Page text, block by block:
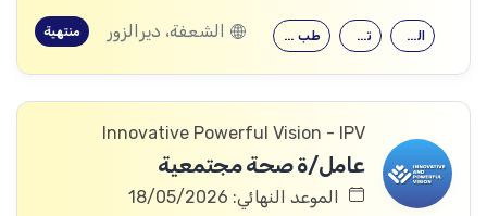
طب التغذية تمريض الصيدلة الشعفة، ديرالزور منتهية
Innovative Powerful Vision - IPV
عامل/ة صحة مجتمعية
الموعد النهائي: 18/05/2026